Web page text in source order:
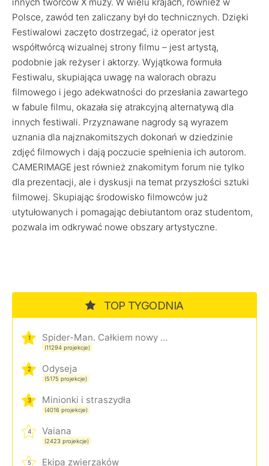
Polsce, zawód ten zaliczany był do technicznych. Dzięki
Festiwalowi zaczęto dostrzegać, iż operator jest
współtwórcą wizualnej strony filmu – jest artystą,
podobnie jak reżyser i aktorzy. Wyjątkowa formuła
Festiwalu, skupiająca uwagę na walorach obrazu
filmowego i jego adekwatności do przesłania zawartego
w fabule filmu, okazała się atrakcyjną alternatywą dla
innych festiwali. Przyznawane nagrody są wyrazem
uznania dla najznakomitszych dokonań w dziedzinie
zdjęć filmowych i dają poczucie spełnienia ich autorom.
CAMERIMAGE jest również znakomitym forum nie tylko
dla prezentacji, ale i dyskusji na temat przyszłości sztuki
filmowej. Skupiając środowisko filmowców już
utytułowanych i pomagając debiutantom oraz studentom,
pozwala im odkrywać nowe obszary artystyczne.
TOP TYGODNIA
1 Spider-Man. Całkiem nowy dzień
(11294 projekcje)
2 Odyseja
(5175 projekcje)
3 Minionki i straszydła
(4016 projekcje)
4 Vaiana
(2423 projekcje)
5 Ekipa zwierzaków